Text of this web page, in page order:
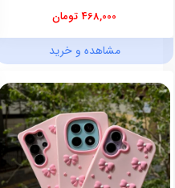
468,000 تومان
مشاهده و خرید